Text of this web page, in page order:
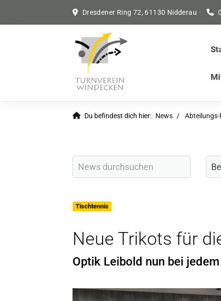
Dresdener Ring 72, 61130 Nidderau
Du befindest dich hier: News
Tischtennis
Neue Trikots für
Optik Leibold nun bei